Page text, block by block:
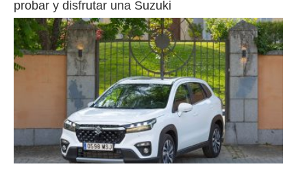
probar y disfrutar una Suzuki